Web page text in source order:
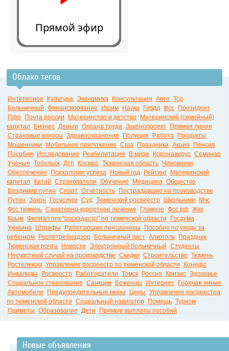
Прямой эфир
Облако тегов
Интересное Культура Экономика Консультация Авто Тср
Больничный Финансирование Ишим Наука Гибдд Фсс
Президент
Пфр
Почта россии Материнство и детство
Материнский (семейный)
капитал
Бизнес Деньги Охрана труда Законопроект
Прямая линия
Страховые взносы Здравоохранение Полиция Работа
Продукты
Мошенники
Мобильное приложение Сша Праздники Акция
Пенсия
Пособия
Исследование Реабилитация В мире Коронавирус Семинар
Ученые Тобольск Дтп Космос Тюменская область Чиновники
Обеспечение
Психология успеха Новый год Рейтинг
Материнский
капитал
Китай Страхователи Обучение Медицина Общество
Владимир путин Спорт Отчетность
Пострадавшие на производстве
Путин Закон Госуслуги Суд Тюменский росреестр Школьники
Мчс
Фсс тюмень Санаторно-курортное лечение Главное Фсс рф Жкх
Крым Филиал ппк "роскадастр" по тюменской области
Госдума
Украина
Штрафы Работающие пенсионеры
Пособие по уходу за
ребенком
Роспотребнадзор Больничный лист Алкоголь
Праздник
Тюменская почта
Новости Электронный больничный Студенты
Несчастный случай на производстве Скидки Строительство Тюмень
Ростелеком Управление росреестр по тюменской области
Конкурс
Инвалиды
Росреестр Работодатели Томск Россия Кризис Здоровье
Социальное страхование Санкции Беженцы Интернет
Горячая линия
Автомобили
Предупредительные меры Цены Управление росреестра
по тюменской области Социальный навигатор Помощь Туризм
Приметы Образование Дети Прямые выплаты пособий
Новые объявления